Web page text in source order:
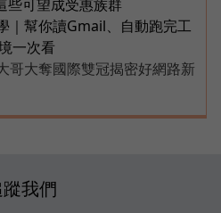
些可望成受惠族群
｜幫你讀Gmail、自動跑完工
一次看
哥大奪國際雙冠揭密好網路新
我們